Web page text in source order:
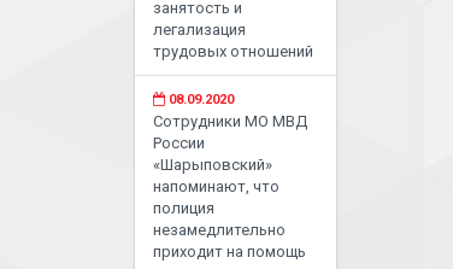
занятость и
легализация
трудовых отношений
08.09.2020
Сотрудники МО МВД
России
«Шарыповский»
напоминают, что
полиция
незамедлительно
приходит на помощь